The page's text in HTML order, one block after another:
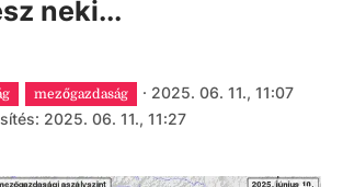
neki...
mezőgazdaság · 2025. 06. 11., 11:07
2025. 06. 11., 11:27